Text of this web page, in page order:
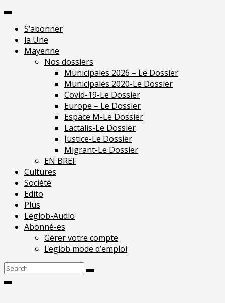
Skip
contentS’abonner
la Une
Mayenne
Nos dossiers
Municipales 2026 – Le Dossier
Municipales 2020-Le Dossier
Covid-19-Le Dossier
Europe – Le Dossier
Espace M-Le Dossier
Lactalis-Le Dossier
Justice-Le Dossier
Migrant-Le Dossier
EN BREF
Cultures
Société
Edito
Plus
Leglob-Audio
Abonné-es
Gérer votre compte
Leglob mode d’emploi
Search
indépendante en
Mayenne